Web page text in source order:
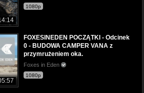
1080p
FOXESINEDEN POCZĄTKI - Odcinek
0 - BUDOWA CAMPER VANA z
przymrużeniem oka.
Foxes in Eden
1080p